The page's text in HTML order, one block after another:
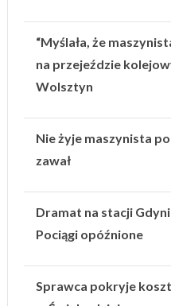
“Myślała, że
na przejeździe
Wolsztyn
Nie żyje maszynista
zawał
Dramat na stacji
Pociągi opóźnione
Sprawca pokryje